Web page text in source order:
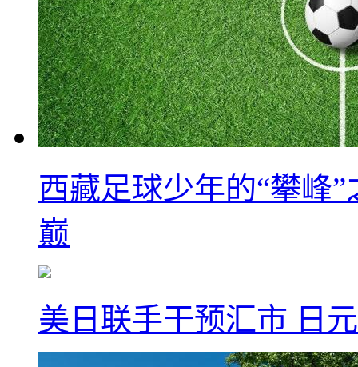
西藏足球少年的“攀峰
巅
美日联手干预汇市 日